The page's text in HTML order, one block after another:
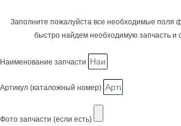
Заполните пожалуйста все необходимые
быстро найдем необходимую запчасть и
Наименование запчасти
Артикул (каталожный номер)
Фото запчасти (если есть)